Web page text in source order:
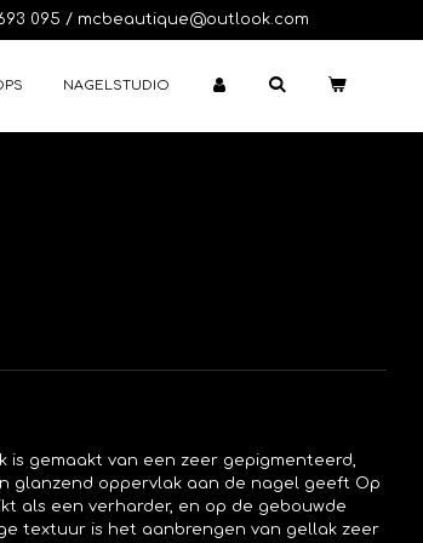
693 095 / mcbeautique@outlook.com
NAGELSTUDIO
is gemaakt van een zeer gepigmenteerd,
glanzend oppervlak aan de nagel geeft Op
als een verharder, en op de gebouwde
textuur is het aanbrengen van gellak zeer